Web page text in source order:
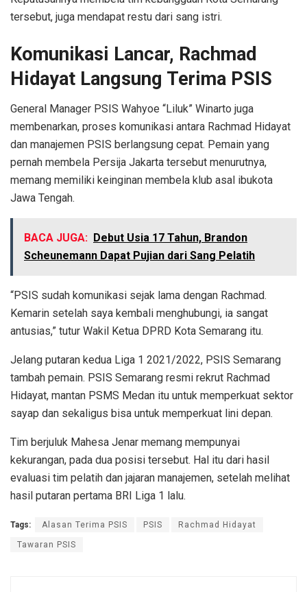
tersebut, juga mendapat restu dari sang istri.
Komunikasi Lancar, Rachmad
Hidayat Langsung Terima PSIS
General Manager PSIS Wahyoe “Liluk” Winarto juga
membenarkan, proses komunikasi antara Rachmad Hidayat
dan manajemen PSIS berlangsung cepat. Pemain yang
pernah membela Persija Jakarta tersebut menurutnya,
memang memiliki keinginan membela klub asal ibukota
Jawa Tengah.
BACA JUGA: Debut Usia 17 Tahun, Brandon
Scheunemann Dapat Pujian dari Sang Pelatih
“PSIS sudah komunikasi sejak lama dengan Rachmad.
Kemarin setelah saya kembali menghubungi, ia sangat
antusias,” tutur Wakil Ketua DPRD Kota Semarang itu.
Jelang putaran kedua Liga 1 2021/2022, PSIS Semarang
tambah pemain. PSIS Semarang resmi rekrut Rachmad
Hidayat, mantan PSMS Medan itu untuk memperkuat sektor
sayap dan sekaligus bisa untuk memperkuat lini depan.
Tim berjuluk Mahesa Jenar memang mempunyai
kekurangan, pada dua posisi tersebut. Hal itu dari hasil
evaluasi tim pelatih dan jajaran manajemen, setelah melihat
hasil putaran pertama BRI Liga 1 lalu.
Tags: Alasan Terima PSIS PSIS Rachmad Hidayat
Tawaran PSIS